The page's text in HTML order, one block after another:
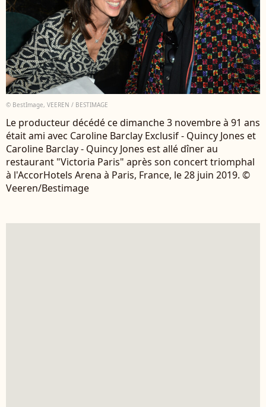
© BestImage, VEEREN / BESTIMAGE
Le producteur décédé ce dimanche 3 novembre à 91 ans
était ami avec Caroline Barclay Exclusif - Quincy Jones et
Caroline Barclay - Quincy Jones est allé dîner au
restaurant "Victoria Paris" après son concert triomphal
à l'AccorHotels Arena à Paris, France, le 28 juin 2019. ©
Veeren/Bestimage